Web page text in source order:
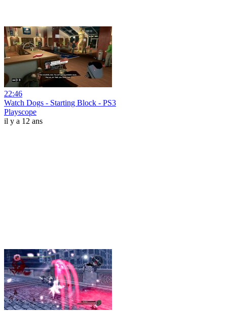
22:46
Watch Dogs - Starting Block - PS3
Playscope
il y a 12 ans